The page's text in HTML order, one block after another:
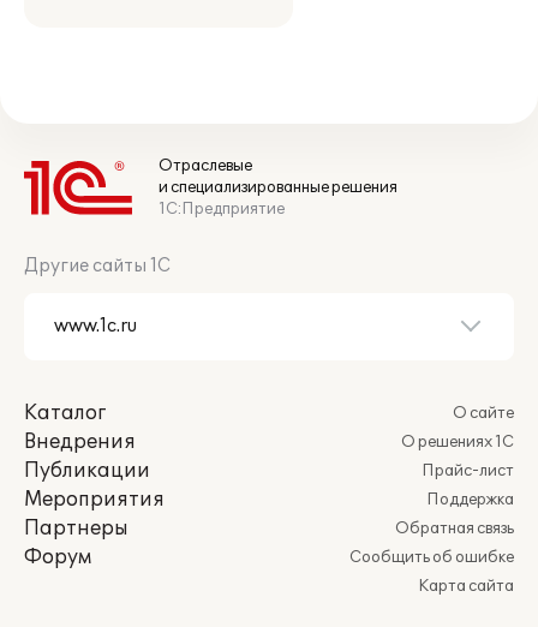
Отраслевые
и специализированные решения
1С:Предприятие
Другие сайты 1С
Каталог
Внедрения
Публикации
Мероприятия
Партнеры
Форум
О сайте
О решениях 1С
Прайс-лист
Поддержка
Обратная связь
Сообщить об ошибке
Карта сайта